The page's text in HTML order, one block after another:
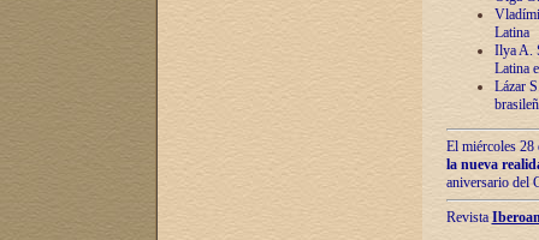
Latina
Ilya A.
Latina
Lázar
El miércoles 28
la nueva
aniversario del
Revista